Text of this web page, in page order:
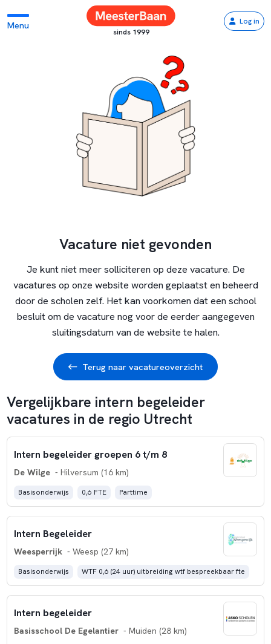
Menu
sinds 1999
Log in
Vacature niet gevonden
Je kunt niet meer solliciteren op deze vacature. De
vacatures op onze website worden geplaatst en beheerd
door de scholen zelf. Het kan voorkomen dat een school
besluit om de vacature nog voor de eerder aangegeven
sluitingsdatum van de website te halen.
Terug naar vacatureoverzicht
Vergelijkbare intern begeleider
vacatures in de regio Utrecht
Intern begeleider groepen 6 t/m 8
De Wilge - Hilversum (16 km)
Basisonderwijs 0,6 FTE Parttime
Intern Begeleider
Weesperrijk - Weesp (27 km)
Basisonderwijs WTF 0,6 (24 uur) uitbreiding wtf bespreekbaar fte
Intern begeleider
Basisschool De Egelantier - Muiden (28 km)